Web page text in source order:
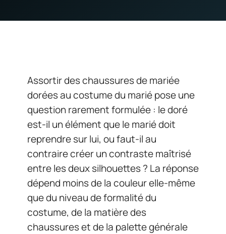
Assortir des chaussures de mariée
dorées au costume du marié pose une
question rarement formulée : le doré
est-il un élément que le marié doit
reprendre sur lui, ou faut-il au
contraire créer un contraste maîtrisé
entre les deux silhouettes ? La réponse
dépend moins de la couleur elle-même
que du niveau de formalité du
costume, de la matière des
chaussures et de la palette générale